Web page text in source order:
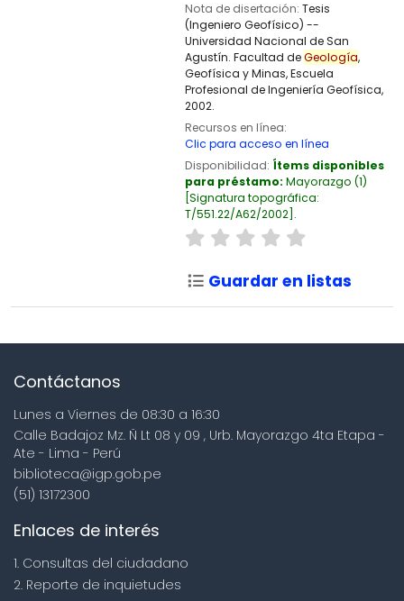
Nota de disertación: Tesis
(Ingeniero Geofísico) --
Universidad Nacional de San
Agustín. Facultad deGeología,
Geofísica y Minas, Escuela
Profesional de Ingeniería Geofísica,
2002.
Recursos en línea:
Clic para acceso en línea
Disponibilidad: Ítems disponibles
para préstamo: Mayorazgo (1)
Signatura topográfica:
T/551.22/A62/2002 .
Guardar en listas
Contáctanos
Lunes a Viernes de 08:30 a 16:30
Calle Badajoz Mz. Ñ Lt 08 y 09 , Urb. Mayorazgo 4ta Etapa -
Ate - Lima - Perú
biblioteca@igp.gob.pe
(51) 13172300
Enlaces de interés
1. Consultas del ciudadano
2. Reporte de inquietudes